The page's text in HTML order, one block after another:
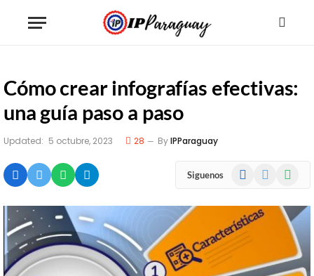
Cómo crear infografías efectivas:
una guía paso a paso
Updated: 5 octubre, 2023 28 ByIPParaguay
Siguenos Facebook